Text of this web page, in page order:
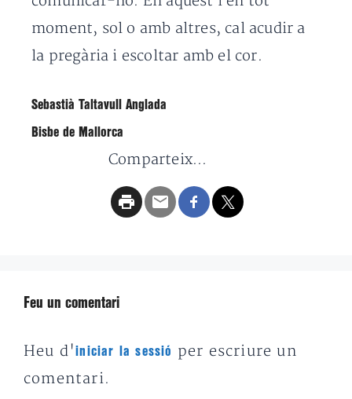
moment, sol o amb altres, cal acudir a
la pregària i escoltar amb el cor.
Sebastià Taltavull Anglada
Bisbe de Mallorca
Comparteix...
Feu un comentari
Heu d'iniciar la sessió
per escriure un
comentari.